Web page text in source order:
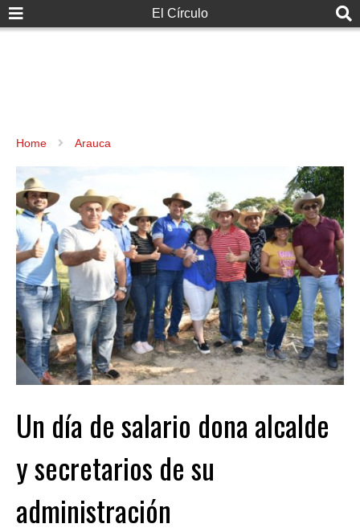
El Círculo
Home Arauca
Un día de salario dona alcalde
y secretarios de su
administración